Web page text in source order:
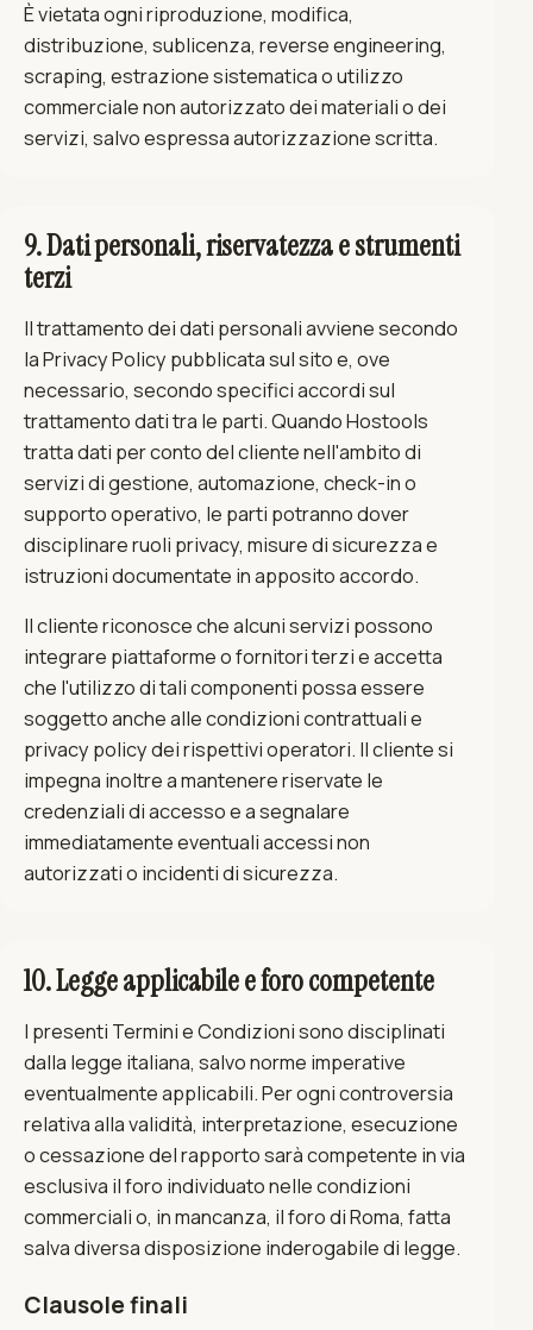
È vietata ogni riproduzione, modifica,
distribuzione, sublicenza, reverse engineering,
scraping, estrazione sistematica o utilizzo
commerciale non autorizzato dei materiali o dei
servizi, salvo espressa autorizzazione scritta.
9. Dati personali, riservatezza e strumenti
terzi
Il trattamento dei dati personali avviene secondo
la Privacy Policy pubblicata sul sito e, ove
necessario, secondo specifici accordi sul
trattamento dati tra le parti. Quando Hostools
tratta dati per conto del cliente nell'ambito di
servizi di gestione, automazione, check-in o
supporto operativo, le parti potranno dover
disciplinare ruoli privacy, misure di sicurezza e
istruzioni documentate in apposito accordo.
Il cliente riconosce che alcuni servizi possono
integrare piattaforme o fornitori terzi e accetta
che l'utilizzo di tali componenti possa essere
soggetto anche alle condizioni contrattuali e
privacy policy dei rispettivi operatori. Il cliente si
impegna inoltre a mantenere riservate le
credenziali di accesso e a segnalare
immediatamente eventuali accessi non
autorizzati o incidenti di sicurezza.
10. Legge applicabile e foro competente
I presenti Termini e Condizioni sono disciplinati
dalla legge italiana, salvo norme imperative
eventualmente applicabili. Per ogni controversia
relativa alla validità, interpretazione, esecuzione
o cessazione del rapporto sarà competente in via
esclusiva il foro individuato nelle condizioni
commerciali o, in mancanza, il foro di Roma, fatta
salva diversa disposizione inderogabile di legge.
Clausole finali